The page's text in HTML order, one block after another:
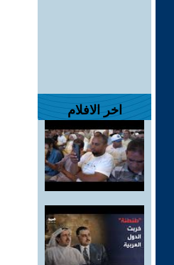
اخر الافلام